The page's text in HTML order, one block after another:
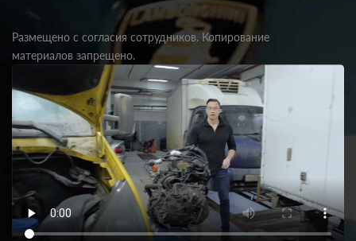
Размещено с согласия сотрудников. Копирование
материалов запрещено.